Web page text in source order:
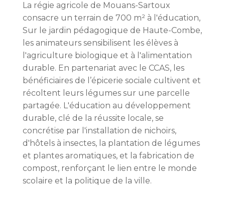
La régie agricole de Mouans-Sartoux
consacre un terrain de 700 m² à l'éducation,
Sur le jardin pédagogique de Haute-Combe,
les animateurs sensibilisent les élèves à
l'agriculture biologique et à l'alimentation
durable. En partenariat avec le CCAS, les
bénéficiaires de l’épicerie sociale cultivent et
récoltent leurs légumes sur une parcelle
partagée. L'éducation au développement
durable, clé de la réussite locale, se
concrétise par l'installation de nichoirs,
d'hôtels à insectes, la plantation de légumes
et plantes aromatiques, et la fabrication de
compost, renforçant le lien entre le monde
scolaire et la politique de la ville.